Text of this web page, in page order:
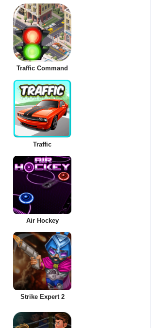
Traffic Command
Traffic
Air Hockey
Strike Expert 2